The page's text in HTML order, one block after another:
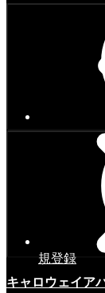
キャロウェイア
規登録